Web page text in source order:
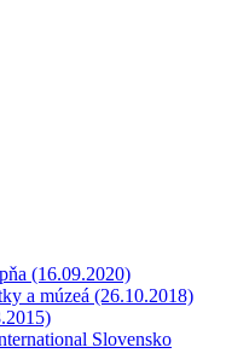
(16.09.2020)
a múzeá (26.10.2018)
Slovensko